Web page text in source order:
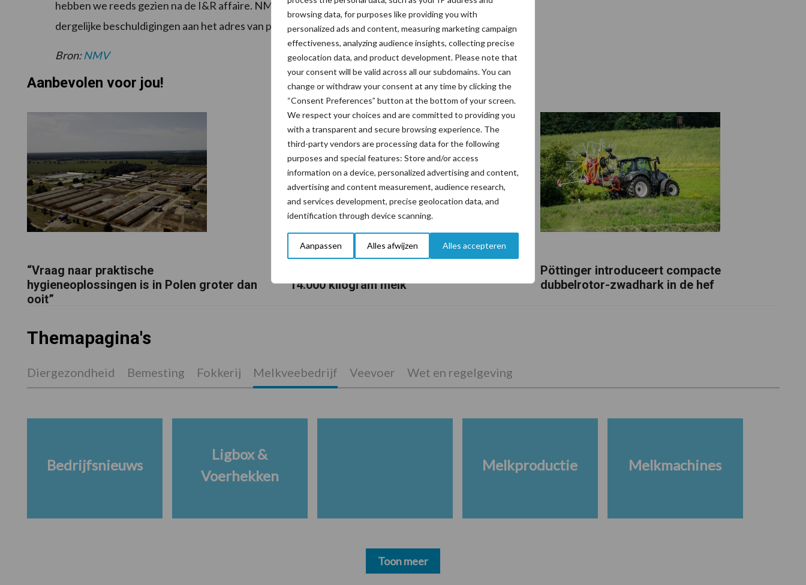
browsing data, for purposes like providing you with
personalized ads and content, measuring marketing campaign
effectiveness, analyzing audience insights, collecting precise
geolocation data, and product development. Please note that
your consent will be valid across all our subdomains. You can
change or withdraw your consent at any time by clicking the
“Consent Preferences” button at the bottom of your screen.
We respect your choices and are committed to providing you
with a transparent and secure browsing experience. The
third-party vendors are processing data for the following
purposes and special features: Store and/or access
information on a device, personalized advertising and content,
advertising and content measurement, audience research,
and services development, precise geolocation data, and
identification through device scanning.
Aanpassen Alles afwijzen Alles accepteren
hebben we reeds gezien na de I&R affaire. NMV roept daarom op voorzichtig om te gaan met
dergelijke beschuldigingen aan het adres van primaire voedselproducenten.
Bron:NMV
Aanbevolen voor jou!
“Vraag naar praktische
hygieneoplossingen is in Polen groter dan
ooit”
14.000 kilogram melk
Pöttinger introduceert compacte
dubbelrotor-zwadhark in de hef
Themapagina's
Diergezondheid Bemesting Fokkerij Melkveebedrijf Veevoer Wet en regelgeving
Bedrijfsnieuws
Ligbox &
Voerhekken
Melkproductie Melkmachines
Toon meer